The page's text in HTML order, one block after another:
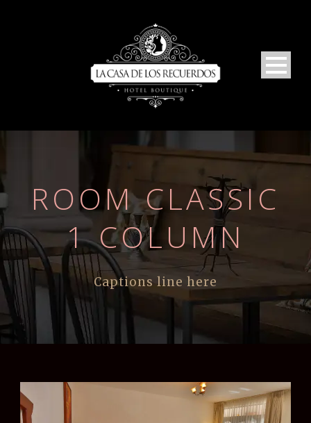
ROOM CLASSIC
1 COLUMN
Captions line here